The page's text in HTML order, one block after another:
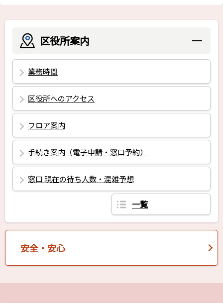
区役所案内
業務時間
区役所へのアクセス
フロア案内
手続き案内（電子申請・窓口予約）
窓口 現在の待ち人数・混雑予想
一覧
安全・安心